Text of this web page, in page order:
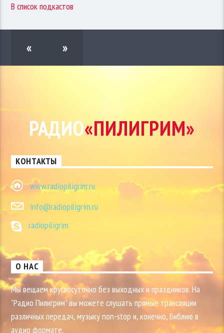
В список подкастов
« »
РАДИО«ПИЛИГРИМ»
КОНТАКТЫ
www.radiopiligrim.ru
info@radiopiligrim.ru
radiopiligrim
О НАС
Мы вещаем круглосуточно без выходных и праздников. На
"Радио Пилигрим" вы можете слушать прямые трансляции
различных передач, музыку non-stop и, конечно, Библию в
аудио формате.